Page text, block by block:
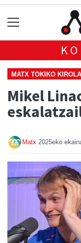
MATX TOKIKO
Mikel
Matx 2025eko